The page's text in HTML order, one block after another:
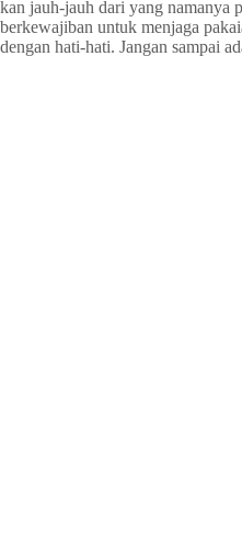
kan jauh-jauh dari yang namanya
berkewajiban untuk menjaga
dengan hati-hati. Jangan sampai